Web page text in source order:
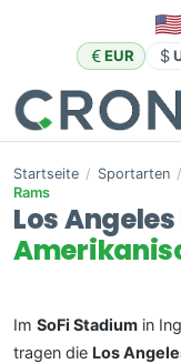
EUR
Startseite / Sportarten /
Rams
Los
Im SoFi Stadium in
tragen die Los